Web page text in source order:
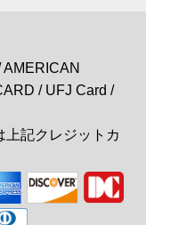
AMERICAN
/ UFJ Card /
記クレジットカ